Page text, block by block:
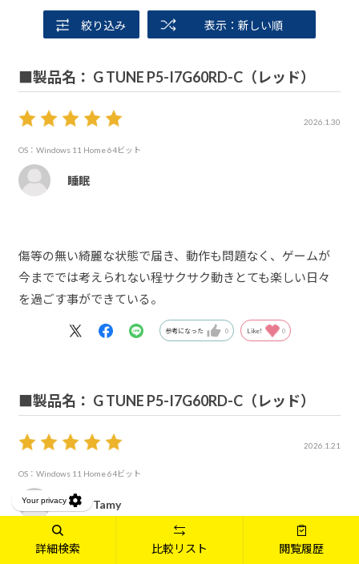
絞り込み 表示：新しい順
■製品名： G TUNE P5-I7G60RD-C（レッド）
2026.1.30
OS：Windows 11 Home 64ビット
睡眠
傷等の無い綺麗な状態で届き、動作も問題なく、ゲームが
今まででは考えられない程サクサク動きとても楽しい日々
を過ごす事ができている。
参考になった 0 Like! 0
■製品名： G TUNE P5-I7G60RD-C（レッド）
2026.1.21
OS：Windows 11 Home 64ビット
1867Tamy
詳細検索 比較リスト 閲覧履歴